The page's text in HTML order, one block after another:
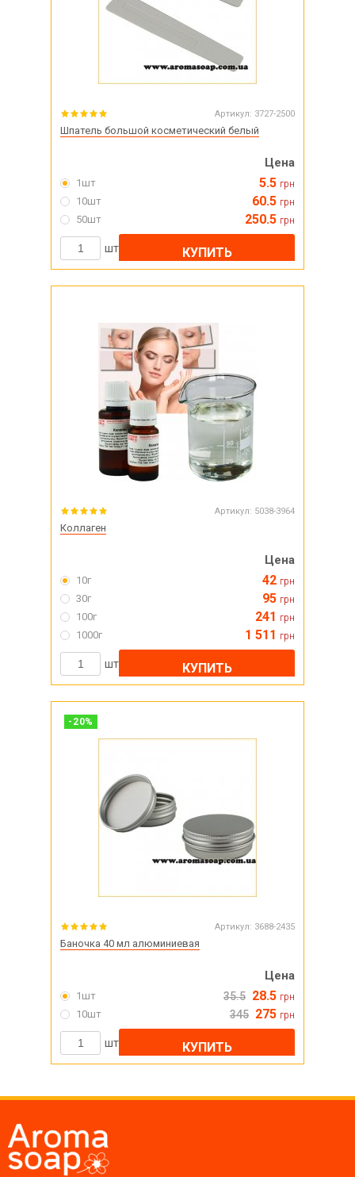
Артикул: 3727-2500
Шпатель большой косметический белый
Цена
1шт 5.5 грн
10шт 60.5 грн
50шт 250.5 грн
шт КУПИТЬ
Артикул: 5038-3964
Коллаген
Цена
10г 42 грн
30г 95 грн
100г 241 грн
1000г 1 511 грн
шт КУПИТЬ
- 20%
Артикул: 3688-2435
Баночка 40 мл алюминиевая
Цена
1шт 35.5 28.5 грн
10шт 345 275 грн
шт КУПИТЬ